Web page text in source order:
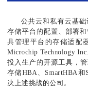
公共云和私有云基
存储平台的配置、部署
具管理平台的存储适配
Microchip Technology
投入生产的开源工具，
存储HBA、SmartHBA
决上述挑战的公司。